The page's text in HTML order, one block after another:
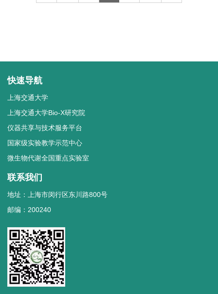
快速导航
上海交通大学
上海交通大学Bio-X研究院
仪器共享与技术服务平台
国家级实验教学示范中心
微生物代谢全国重点实验室
联系我们
地址：上海市闵行区东川路800号
邮编：200240